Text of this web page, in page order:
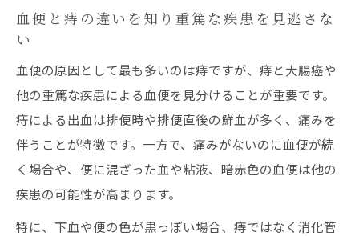
血便の放置が大腸癌リスクを高める理由
大腸癌予防のための血便セルフチェック法
血便と痔の違いを知り重篤な疾患を見逃さな
い
血便の原因として最も多いのは痔ですが、痔と大腸癌や
他の重篤な疾患による血便を見分けることが重要です。
痔による出血は排便時や排便直後の鮮血が多く、痛みを
伴うことが特徴です。一方で、痛みがないのに血便が続
く場合や、便に混ざった血や粘液、暗赤色の血便は他の
疾患の可能性が高まります。
特に、下血や便の色が黒っぽい場合、痔ではなく消化管